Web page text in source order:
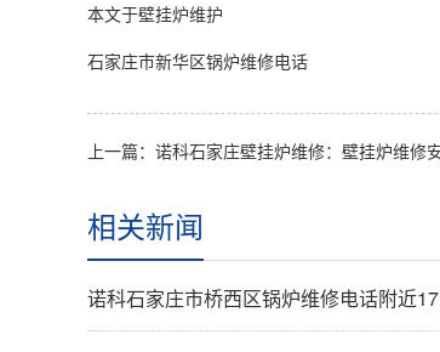
本文于壁挂炉维护
石家庄市新华区锅炉维修电话
相关新闻
诺科石家庄市桥西区锅炉维修电话附近17796···